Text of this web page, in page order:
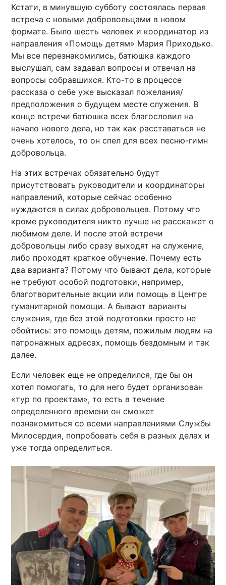
Кстати, в минувшую субботу состоялась первая
встреча с новыми добровольцами в новом
формате. Было шесть человек и координатор из
направления «Помощь детям» Мария Приходько.
Мы все перезнакомились, батюшка каждого
выслушал, сам задавал вопросы и отвечал на
вопросы собравшихся. Кто-то в процессе
рассказа о себе уже высказал пожелания/
предположения о будущем месте служения. В
конце встречи батюшка всех благословил на
начало нового дела, но так как расставаться не
очень хотелось, то он спел для всех песню-гимн
добровольца.
На этих встречах обязательно будут
присутствовать руководители и координаторы
направлений, которые сейчас особенно
нуждаются в силах добровольцев. Потому что
кроме руководителя никто лучше не расскажет о
любимом деле. И после этой встречи
добровольцы либо сразу выходят на служение,
либо проходят краткое обучение. Почему есть
два варианта? Потому что бывают дела, которые
не требуют особой подготовки, например,
благотворительные акции или помощь в Центре
гуманитарной помощи. А бывают варианты
служения, где без этой подготовки просто не
обойтись: это помощь детям, пожилым людям на
патронажных адресах, помощь бездомным и так
далее.
Если человек еще не определился, где бы он
хотел помогать, то для него будет организован
«тур по проектам», то есть в течение
определенного времени он сможет
познакомиться со всеми направлениями Службы
Милосердия, попробовать себя в разных делах и
уже тогда определиться.